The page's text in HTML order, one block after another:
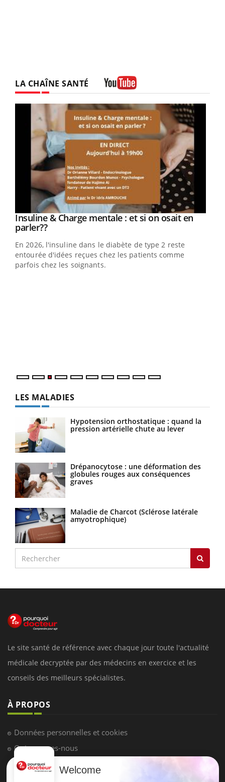
LA CHAÎNE SANTÉ
Youtube
Insuline & Charge mentale : et si on osait en
parler??Youtube
En 2026, l'insuline dans le diabète de type 2 reste
entourée d'idées reçues chez les patients comme
parfois chez les soignants.
LES MALADIES
Hypotension orthostatique : quand la
pression artérielle chute au lever
Drépanocytose : une déformation des
globules rouges aux conséquences
graves
Maladie de Charcot (Sclérose latérale
amyotrophique)
Le site santé de référence avec chaque jour toute l'actualité
médicale decryptée par des médecins en exercice et les
conseils des meilleurs spécialistes.
À PROPOS
Données personnelles et cookies
Qui sommes-nous
Conditions d'utilisation
Welcome